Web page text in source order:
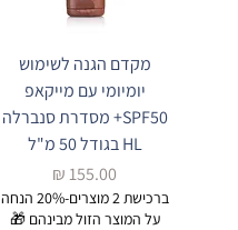
מקדם הגנה לשימוש
יומיומי עם מייקאפ
SPF50+ מסדרת סנברלה
HL בגודל 50 מ"ל
מחיר
ברכישת 2 מוצרים-20% הנחה
על המוצר הזול מבינהם 🎁